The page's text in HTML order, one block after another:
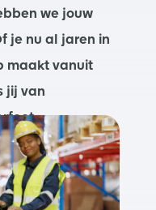
we jouw
je nu al jaren in
maakt vanuit
jij van